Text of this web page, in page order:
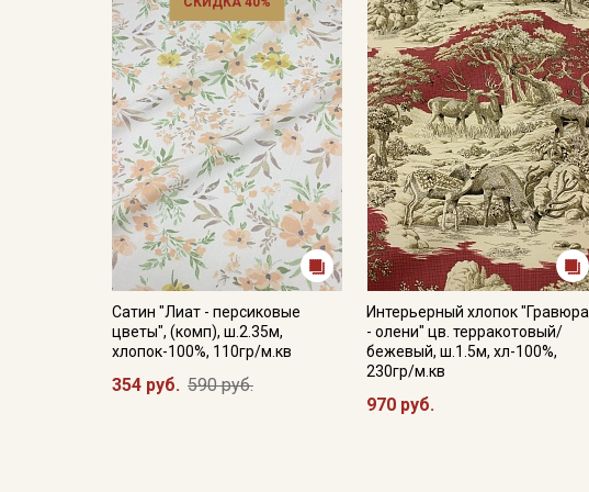
Сатин "Лиат - персиковые
цветы", (комп), ш.2.35м,
хлопок-100%, 110гр/м.кв
354 руб. 590 руб.
Интерьерный хлопок "Гравюра
- олени" цв. терракотовый/
бежевый, ш.1.5м, хл-100%,
230гр/м.кв
970 руб.